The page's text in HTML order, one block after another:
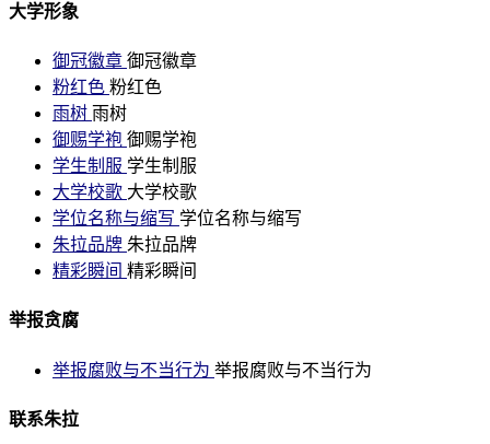
大学形象
御冠徽章 御冠徽章
粉红色 粉红色
雨树 雨树
御赐学袍 御赐学袍
学生制服 学生制服
大学校歌 大学校歌
学位名称与缩写 学位名称与缩写
朱拉品牌 朱拉品牌
精彩瞬间 精彩瞬间
举报贪腐
举报腐败与不当行为 举报腐败与不当行为
联系朱拉